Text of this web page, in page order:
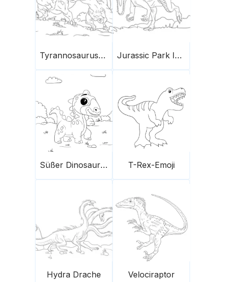
Tyrannosaurus-Kampf Jurassic Park Indominus Rex
Süßer Dinosaurier T-Rex-Emoji
Hydra Drache Velociraptor